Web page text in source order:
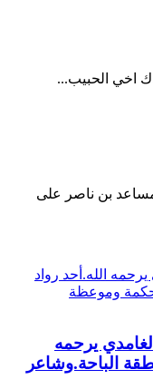
اخي الحبيب...
بن ناصر على
الله.أحد رواد
حكمة وموعظة
يرحمه
الباحة.وشاعر